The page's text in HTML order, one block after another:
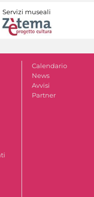
Servizi museali
Calendario
News
Avvisi
Partner